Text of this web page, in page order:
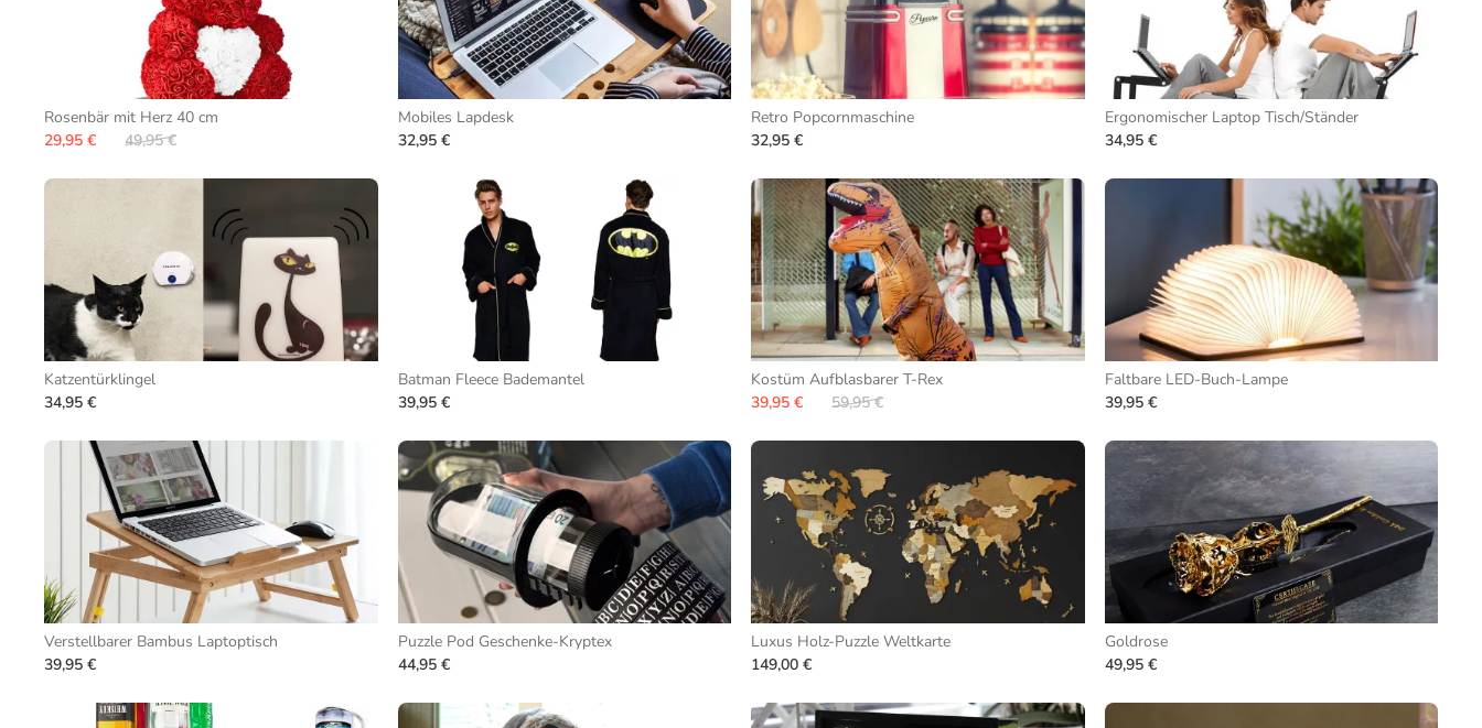
Rosenbär mit Herz 40 cm
29,95 €
49,95 €
Mobiles Lapdesk
32,95 €
Retro Popcornmaschine
32,95 €
Ergonomischer Laptop Tisch/Ständer
34,95 €
Katzentürklingel
34,95 €
Batman Fleece Bademantel
39,95 €
Kostüm Aufblasbarer T-Rex
39,95 €
59,95 €
Faltbare LED-Buch-Lampe
39,95 €
Verstellbarer Bambus Laptoptisch
39,95 €
Puzzle Pod Geschenke-Kryptex
44,95 €
Luxus Holz-Puzzle Weltkarte
149,00 €
Goldrose
49,95 €